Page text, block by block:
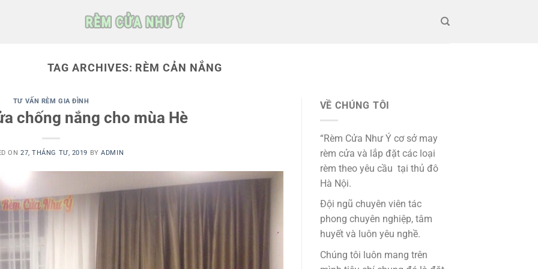
TAG ARCHIVES: RÈM CẢN NẮNG
TƯ VẤN RÈM GIA ĐÌNH
chống nắng cho mùa Hè
ON 27, THÁNG TƯ, 2019 BYADMIN
VỀ CHÚNG TÔI
“Rèm Cửa Như Ý cơ sở may
rèm cửa và lắp đặt các loại
rèm theo yêu cầu tại thủ đô
Hà Nội.
Đội ngũ chuyên viên tác
phong chuyên nghiệp, tâm
huyết và luôn yêu nghề.
Chúng tôi luôn mang trên